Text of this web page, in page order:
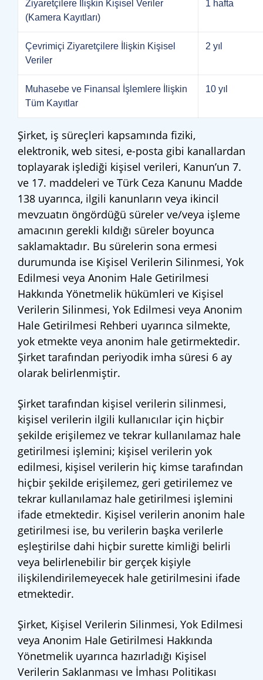
Ziyaretçilere İlişkin Kişisel Veriler
(Kamera Kayıtları)
1 hafta
Çevrimiçi Ziyaretçilere İlişkin Kişisel
Veriler
2 yıl
Muhasebe ve Finansal İşlemlere İlişkin
Tüm Kayıtlar
10 yıl
Şirket, iş süreçleri kapsamında fiziki,
elektronik, web sitesi, e-posta gibi kanallardan
toplayarak işlediği kişisel verileri, Kanun’un 7.
ve 17. maddeleri ve Türk Ceza Kanunu Madde
138 uyarınca, ilgili kanunların veya ikincil
mevzuatın öngördüğü süreler ve/veya işleme
amacının gerekli kıldığı süreler boyunca
saklamaktadır. Bu sürelerin sona ermesi
durumunda ise Kişisel Verilerin Silinmesi, Yok
Edilmesi veya Anonim Hale Getirilmesi
Hakkında Yönetmelik hükümleri ve Kişisel
Verilerin Silinmesi, Yok Edilmesi veya Anonim
Hale Getirilmesi Rehberi uyarınca silmekte,
yok etmekte veya anonim hale getirmektedir.
Şirket tarafından periyodik imha süresi 6 ay
olarak belirlenmiştir.
Şirket tarafından kişisel verilerin silinmesi,
kişisel verilerin ilgili kullanıcılar için hiçbir
şekilde erişilemez ve tekrar kullanılamaz hale
getirilmesi işlemini; kişisel verilerin yok
edilmesi, kişisel verilerin hiç kimse tarafından
hiçbir şekilde erişilemez, geri getirilemez ve
tekrar kullanılamaz hale getirilmesi işlemini
ifade etmektedir. Kişisel verilerin anonim hale
getirilmesi ise, bu verilerin başka verilerle
eşleştirilse dahi hiçbir surette kimliği belirli
veya belirlenebilir bir gerçek kişiyle
ilişkilendirilemeyecek hale getirilmesini ifade
etmektedir.
Şirket, Kişisel Verilerin Silinmesi, Yok Edilmesi
veya Anonim Hale Getirilmesi Hakkında
Yönetmelik uyarınca hazırladığı Kişisel
Verilerin Saklanması ve İmhası Politikası